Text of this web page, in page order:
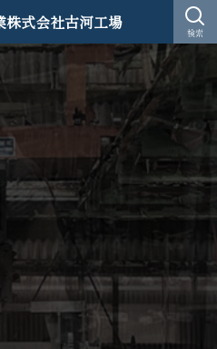
株式会社古河工場 検索